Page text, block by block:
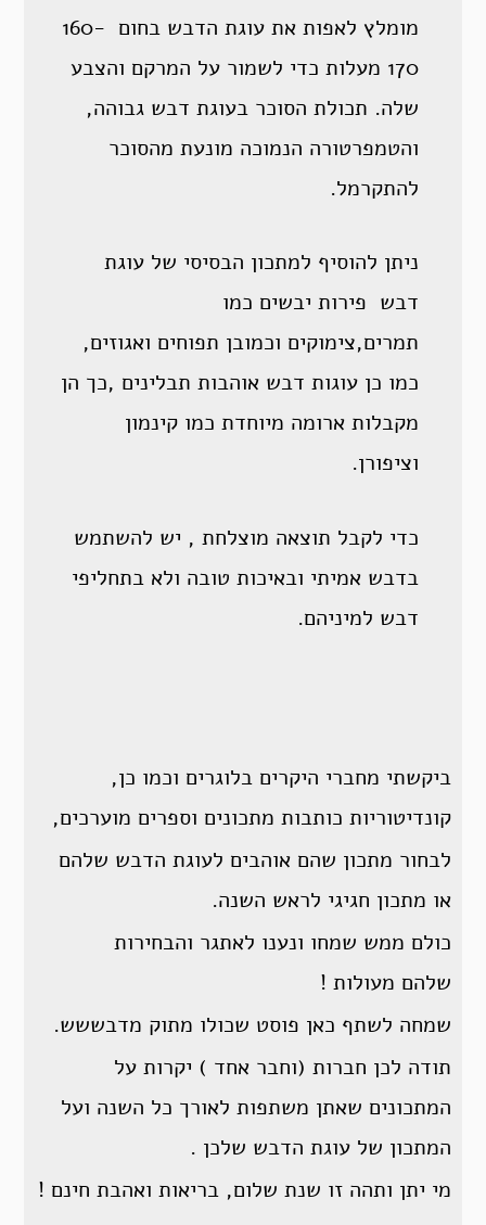
מומלץ לאפות את עוגת הדבש בחום 160-
170 מעלות כדי לשמור על המרקם והצבע
שלה. תכולת הסוכר בעוגת דבש גבוהה,
והטמפרטורה הנמוכה מונעת מהסוכר
להתקרמל.
ניתן להוסיף למתכון הבסיסי של עוגת
דבש פירות יבשים כמו
תמרים,צימוקים וכמובן תפוחים ואגוזים,
כמו כן עוגות דבש אוהבות תבלינים ,כך הן
מקבלות ארומה מיוחדת כמו קינמון
וציפורן.
כדי לקבל תוצאה מוצלחת , יש להשתמש
בדבש אמיתי ובאיכות טובה ולא בתחליפי
דבש למיניהם.
ביקשתי מחברי היקרים בלוגרים וכמו כן,
קונדיטוריות כותבות מתכונים וספרים מוערכים,
לבחור מתכון שהם אוהבים לעוגת הדבש שלהם
או מתכון חגיגי לראש השנה.
כולם ממש שמחו ונענו לאתגר והבחירות
שלהם מעולות !
שמחה לשתף כאן פוסט שכולו מתוק מדבששש.
תודה לכן חברות (וחבר אחד ) יקרות על
המתכונים שאתן משתפות לאורך כל השנה ועל
המתכון של עוגת הדבש שלכן .
מי יתן ותהה זו שנת שלום, בריאות ואהבת חינם !